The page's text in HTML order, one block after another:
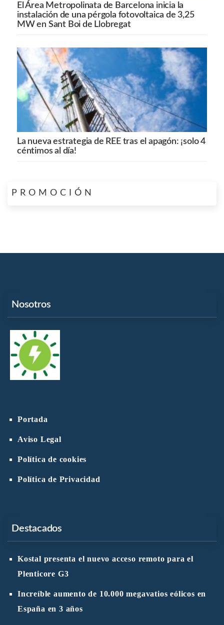
El Área Metropolinata de Barcelona inicia la
instalación de una pérgola fotovoltaica de 3,25
MW en Sant Boi de Llobregat
La nueva estrategia de REE tras el apagón: ¡solo 4
céntimos al día!
PROMOCIÓN
Nosotros
Portada
Aviso Legal
Política de cookies
Política de Privacidad
Destacados
Kostal presenta el nuevo acceso remoto para el
Plenticore G3
Increíble aumento de 10.000 megavatios eólicos en
España en 3 años